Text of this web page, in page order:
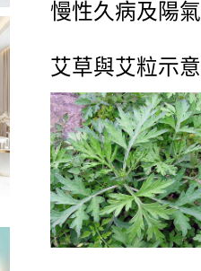
慢性久病及陽
艾草與艾粒示